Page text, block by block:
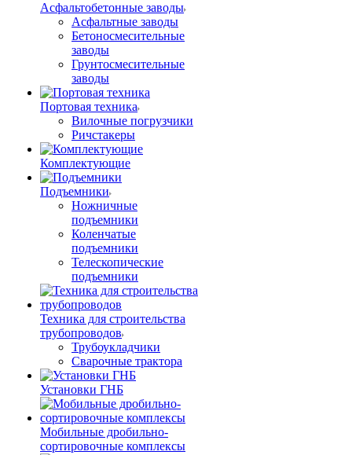
Асфальтобетонные заводы
Асфальтные заводы
Бетоносмесительные
заводы
Грунтосмесительные
заводы
Портовая техника
Вилочные погрузчики
Ричстакеры
Комплектующие
Подъемники
Ножничные
подъемники
Коленчатые
подъемники
Телескопические
подъемники
Техника для строительства
трубопроводов
Трубоукладчики
Сварочные трактора
Установки ГНБ
Мобильные дробильно-
сортировочные комплексы